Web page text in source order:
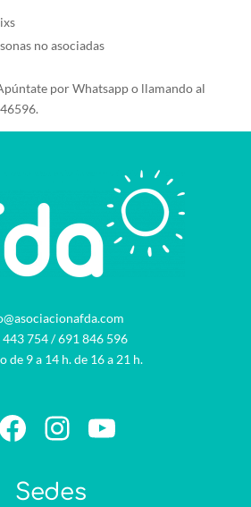
no asociadas
por Whatsapp o llamando al
443 754/691 846 596
de 9 a 14 h. de 16 a 21 h.
Facebook
Instagram
YouTube
Sedes